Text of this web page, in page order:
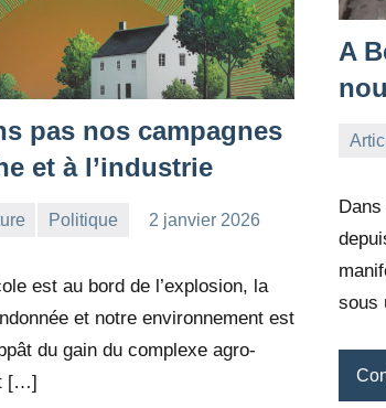
pas nos campagnes
et à l’industrie
Politique
2 janvier 2026
est au bord de l’explosion, la
et notre environnement est
du gain du complexe agro-
[…]
A
sous